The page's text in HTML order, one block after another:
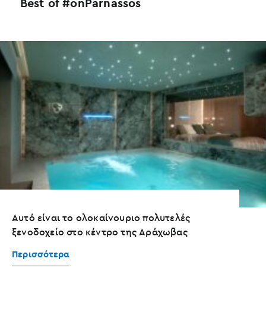
Αυτό είναι το ολοκαίνουριο πολυτελές
ξενοδοχείο στο κέντρο της Αράχωβας
Περισσότερα